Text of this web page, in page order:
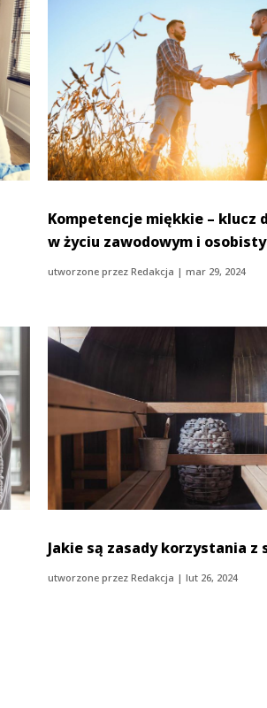
Kompetencje miękkie – klucz
w życiu zawodowym i
utworzone przezRedakcja |mar 29, 2024
Jakie są zasady korzystania z
utworzone przezRedakcja |lut 26, 2024